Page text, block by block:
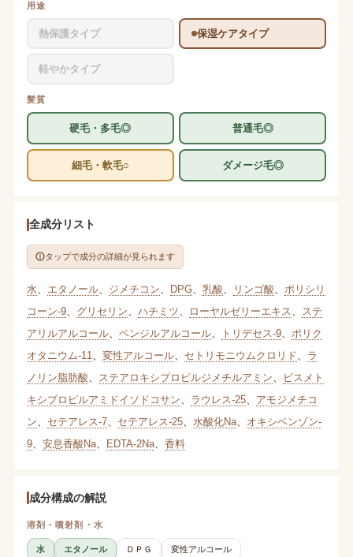
用途
熱保護タイプ 保湿ケアタイプ
軽やかタイプ
髪質
硬毛・多毛◎ 普通毛◎
細毛・軟毛○ ダメージ毛◎
全成分リスト
タップで成分の詳細が見られます
水 エタノール、 ジメチコン DPG、 乳酸 リンゴ酸
ポリシリ
コーン-9、 グリセリン ハチミツ ローヤルゼリーエキス
ステ
アリルアルコール、 ベンジルアルコール、 トリデセス-9、 ポリク
オタニウム-11
変性アルコール、 セトリモニウムクロリド
ラ
ノリン脂肪酸
ステアロキシプロピルジメチルアミン
ビスメト
キシプロピルアミドイソドコサン
ラウレス-25、 アモジメチコ
ン
セテアレス-7、 セテアレス-25、 水酸化Na、 オキシベンゾン-
9、 安息香酸Na、 EDTA-2Na、 香料
成分構成の解説
溶剤・噴射剤・水
水 エタノール ＤＰＧ
変性アルコール